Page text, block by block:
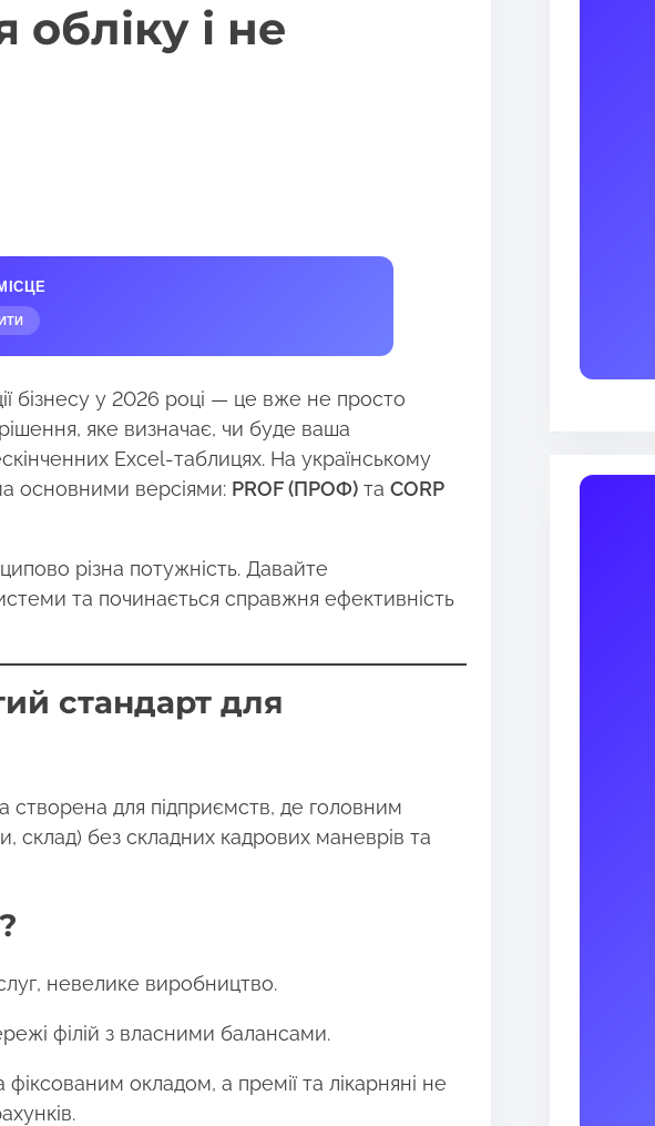
і не
бізнесу у 2026 році — це вже не просто
яке визначає, чи буде ваша
Excel-таблицях. На українському
основними версіями: PROF (ПРОФ)та CORP
різна потужність. Давайте
та починається справжня ефективність
стандарт для
для підприємств, де головним
склад) без складних кадрових маневрів та
невелике виробництво.
філій з власними балансами.
окладом, а премії та лікарняні не